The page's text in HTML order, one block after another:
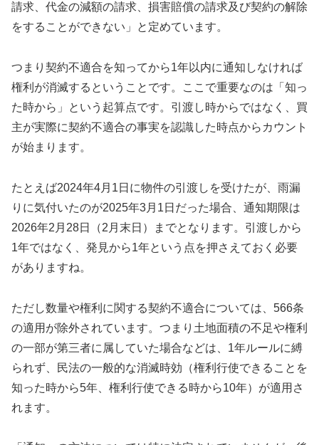
請求、代金の減額の請求、損害賠償の請求及び契約の解除
をすることができない」と定めています。
つまり契約不適合を知ってから1年以内に通知しなければ
権利が消滅するということです。ここで重要なのは「知っ
た時から」という起算点です。引渡し時からではなく、買
主が実際に契約不適合の事実を認識した時点からカウント
が始まります。
たとえば2024年4月1日に物件の引渡しを受けたが、雨漏
りに気付いたのが2025年3月1日だった場合、通知期限は
2026年2月28日（2月末日）までとなります。引渡しから
1年ではなく、発見から1年という点を押さえておく必要
がありますね。
ただし数量や権利に関する契約不適合については、566条
の適用が除外されています。つまり土地面積の不足や権利
の一部が第三者に属していた場合などは、1年ルールに縛
られず、民法の一般的な消滅時効（権利行使できることを
知った時から5年、権利行使できる時から10年）が適用さ
れます。